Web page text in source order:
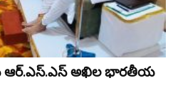
ఆర్.ఎస్.ఎస్ అఖిల భారతీయ